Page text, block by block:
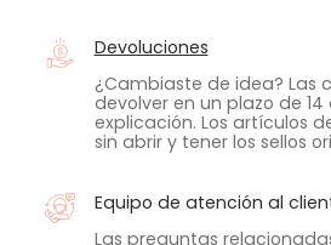
Devoluciones
¿Cambiaste de idea? Las
devolver en un plazo de
explicación. Los artículos
sin abrir y tener los sellos
Equipo de atención al
Las preguntas